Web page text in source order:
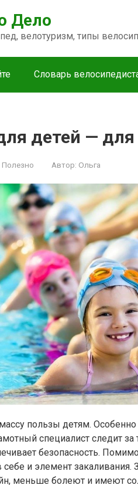
Дело
велотуризм, типы
Словарь
детей —
Полезно Автор: Ольга
пользы детям.
специалист следит
безопасность.
себе и элемент закаливания.
меньше болеют и имеют